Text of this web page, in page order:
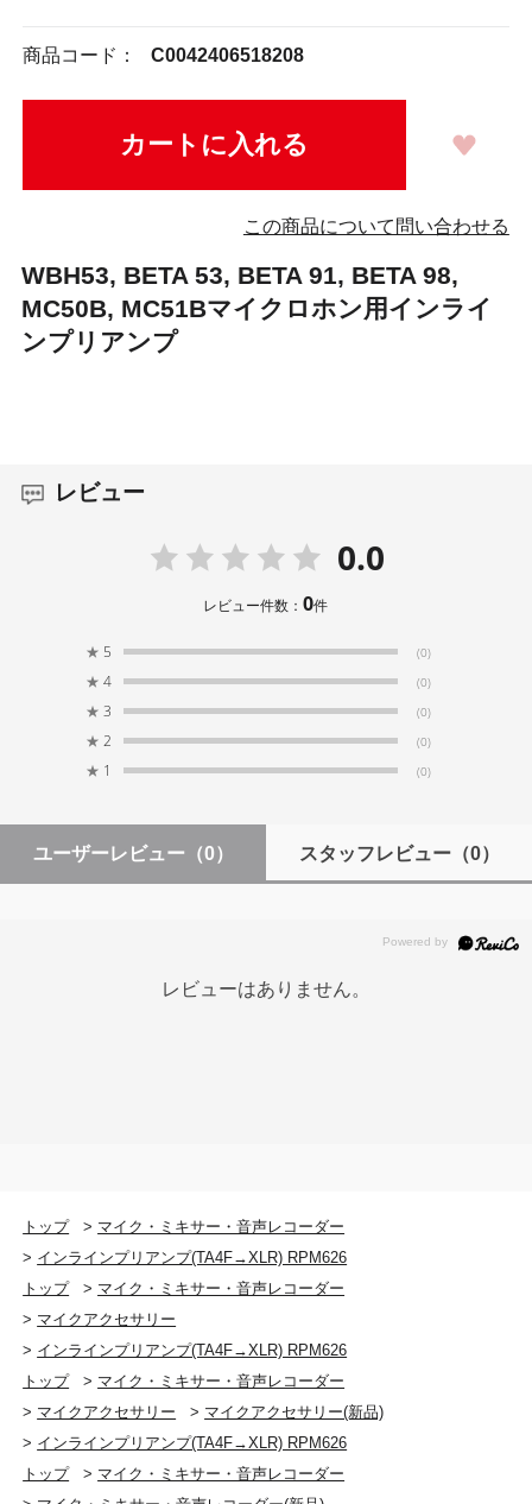
商品コード： C0042406518208
この商品について問い合わせる
WBH53, BETA 53, BETA 91, BETA 98,
MC50B, MC51Bマイクロホン用インライ
ンプリアンプ
レビュー
0.0
レビュー件数：0件
★ 5 (0)
★ 4 (0)
★ 3 (0)
★ 2 (0)
★ 1 (0)
ユーザーレビュー （0） スタッフレビュー（0）
レビューはありません。
トップ > マイク・ミキサー・音声レコーダー
> インラインプリアンプ(TA4F→XLR) RPM626
トップ
> マイク・ミキサー・音声レコーダー
> マイクアクセサリー
> インラインプリアンプ(TA4F→XLR) RPM626
トップ
> マイク・ミキサー・音声レコーダー
> マイクアクセサリー > マイクアクセサリー(新品)
> インラインプリアンプ(TA4F→XLR) RPM626
トップ
> マイク・ミキサー・音声レコーダー